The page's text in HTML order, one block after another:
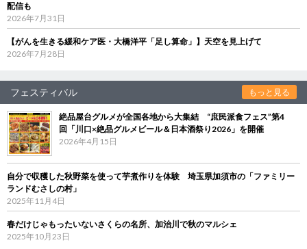
配信も
2026年7月31日
【がんを生きる緩和ケア医・大橋洋平「足し算命」】天空を見上げて
2026年7月28日
フェスティバル もっと見る
絶品屋台グルメが全国各地から大集結 “庶民派食フェス”第4
回「川口×絶品グルメビール＆日本酒祭り2026」を開催
2026年4月15日
自分で収穫した秋野菜を使って芋煮作りを体験 埼玉県加須市の「ファミリー
ランドむさしの村」
2025年11月4日
春だけじゃもったいないさくらの名所、加治川で秋のマルシェ
2025年10月23日